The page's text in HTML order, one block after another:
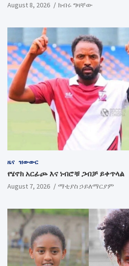
August 8, 2026 ክብሩ ግዛቸው
ዜና ዝውውር
የሄኖክ አርፊጮ እና ነብሮቹ ጋብቻ ይቀጥላል
August 7, 2026 ማቲያስ ኃይለማርያም